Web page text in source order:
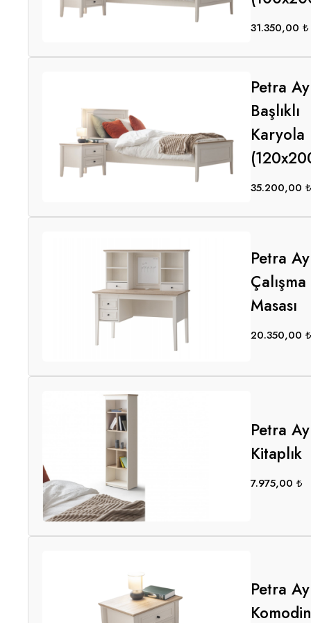
31.350,00 ₺
Petra Ay
Başlıklı
Karyola
35.200,00 ₺
Petra Ay
Çalışma
Masası
20.350,00 ₺
Petra Ay
Kitaplık
7.975,00 ₺
Petra Ay
Komodin